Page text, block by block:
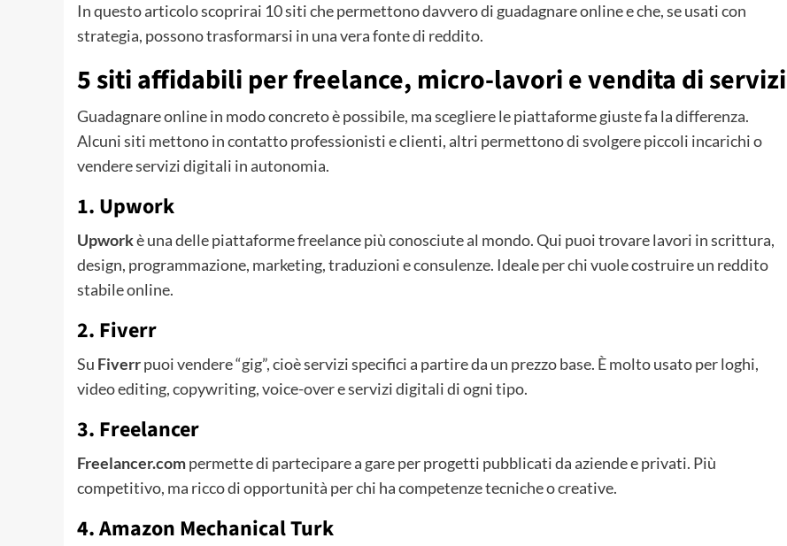
In questo articolo scoprirai 10 siti che permettono davvero di guadagnare online e che, se usati con
strategia, possono trasformarsi in una vera fonte di reddito.
5 siti affidabili per freelance, micro-lavori e vendita di servizi
Guadagnare online in modo concreto è possibile, ma scegliere le piattaforme giuste fa la differenza.
Alcuni siti mettono in contatto professionisti e clienti, altri permettono di svolgere piccoli incarichi o
vendere servizi digitali in autonomia.
1. Upwork
Upworkè una delle piattaforme freelance più conosciute al mondo. Qui puoi trovare lavori in scrittura,
design, programmazione, marketing, traduzioni e consulenze. Ideale per chi vuole costruire un reddito
stabile online.
2. Fiverr
Su Fiverrpuoi vendere “gig”, cioè servizi specifici a partire da un prezzo base. È molto usato per loghi,
video editing, copywriting, voice-over e servizi digitali di ogni tipo.
3. Freelancer
Freelancer.compermette di partecipare a gare per progetti pubblicati da aziende e privati. Più
competitivo, ma ricco di opportunità per chi ha competenze tecniche o creative.
4. Amazon Mechanical Turk